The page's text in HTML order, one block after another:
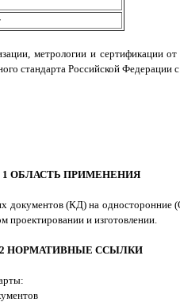
метрологии и
стандарта Российской Федерации
1 ОБЛАСТЬ ПРИМЕНЕНИЯ
документов (КД) на
проектировании и изготовлении.
2 НОРМАТИВНЫЕ ССЫЛКИ